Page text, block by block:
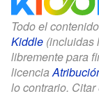
Todo el
Kiddle (incluidas
libremente para
licencia
lo contrario.